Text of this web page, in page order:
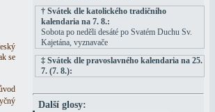
se
† Svátek dle katolického tradičního
kalendaria na 7. 8.:
Sobota po neděli desáté po Svatém Duchu Sv.
Kajetána, vyznavače
‡ Svátek dle pravoslavného kalendaria na 25.
7. (7. 8.):
Další glosy: